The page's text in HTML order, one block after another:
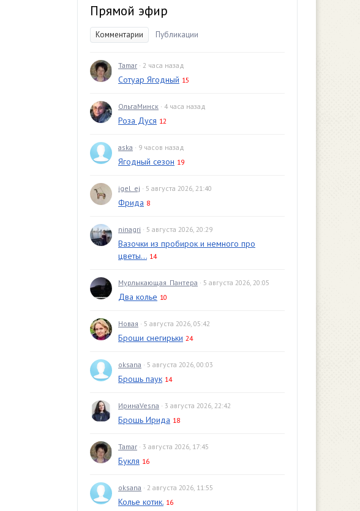
Прямой эфир
Комментарии Публикации
Tamar · 2 часа назад
Сотуар Ягодный 15
ОльгаМинск · 4 часа назад
Роза Дуся 12
aska · 9 часов назад
Ягодный сезон 19
igel_ej · 5 августа 2026, 21:40
Фрида 8
ninagri · 5 августа 2026, 20:29
Вазочки из пробирок и немного про
цветы... 14
Мурлыкающая_Пантера · 5 августа 2026, 20:05
Два колье 10
Новая · 5 августа 2026, 05:42
Броши снегирьки 24
oksana · 5 августа 2026, 00:03
Брошь паук 14
ИринаVesna · 3 августа 2026, 22:42
Брошь Ирида 18
Tamar · 3 августа 2026, 17:45
Букля 16
oksana · 2 августа 2026, 11:55
Колье котик. 16